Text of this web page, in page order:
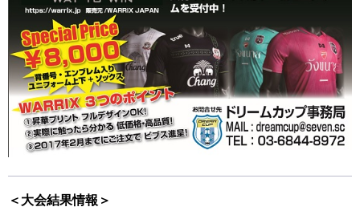
＜大会結果情報＞